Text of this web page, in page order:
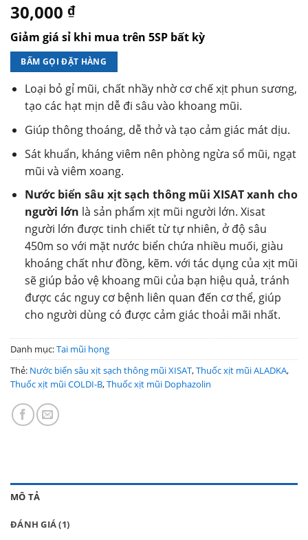
5.00 trên 5
dựa trên
1
đánh giá
30,000 ₫
Giảm giá sỉ khi mua trên 5SP bất kỳ
BẤM GỌI ĐẶT HÀNG
Loại bỏ gỉ mũi, chất nhầy nhờ cơ chế xịt phun sương,
tạo các hạt mịn dễ đi sâu vào khoang mũi.
Giúp thông thoáng, dễ thở và tạo cảm giác mát dịu.
Sát khuẩn, kháng viêm nên phòng ngừa sổ mũi, ngạt
mũi và viêm xoang.
Nước biển sâu xịt sạch thông mũi XISAT xanh cho
người lớn là sản phẩm xịt mũi người lớn. Xisat
người lớn được tinh chiết từ tự nhiên, ở độ sâu
450m so với mặt nước biển chứa nhiều muối, giàu
khoáng chất như đồng, kẽm. với tác dụng của xịt mũi
sẽ giúp bảo vệ khoang mũi của bạn hiệu quả, tránh
được các nguy cơ bệnh liên quan đến cơ thể, giúp
cho người dùng có được cảm giác thoải mãi nhất.
Danh mục:Tai mũi họng
Thẻ: Nước biển sâu xịt sạch thông mũi XISAT,Thuốc xịt mũi ALADKA,
Thuốc xịt mũi COLDI-B,Thuốc xịt mũi Dophazolin
MÔ TẢ
ĐÁNH GIÁ (1)